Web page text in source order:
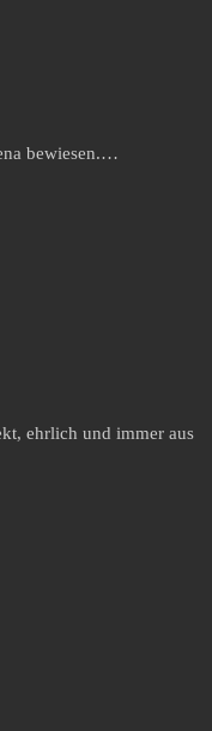
bewiesen.…
ehrlich und immer aus